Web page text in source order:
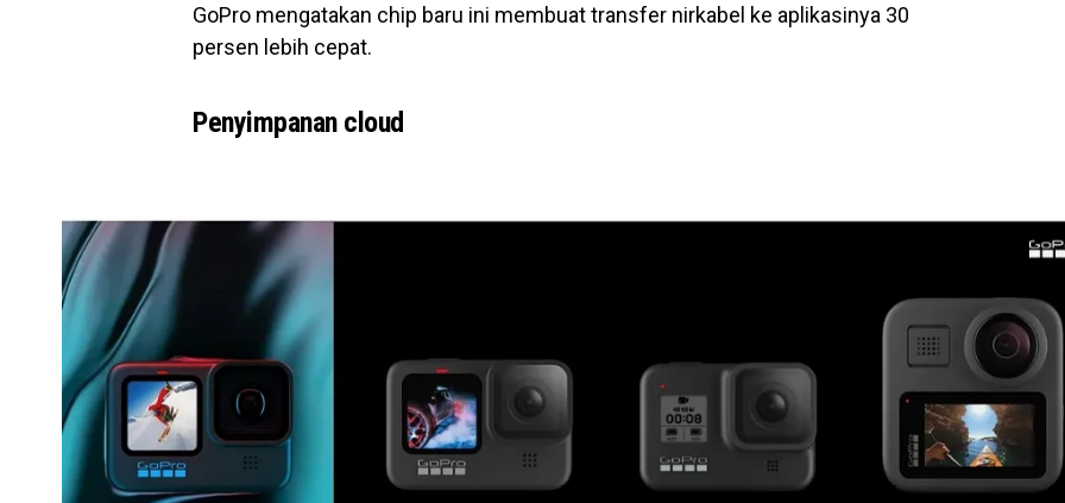
GoPro mengatakan chip baru ini membuat transfer nirkabel ke aplikasinya 30
persen lebih cepat.
Penyimpanan cloud